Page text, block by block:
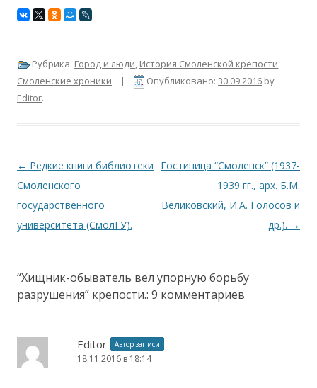
Рубрика: Город и люди, История Смоленской крепости,
Смоленские хроники | Опубликовано: 30.09.2016 by
Editor.
Навигация по записям
← Редкие книги библиотеки
Смоленского
государственного
университета (СмолГУ).
Гостиница “Смоленск” (1937-
1939 гг., арх. Б.М.
Великовский, И.А. Голосов и
др.). →
“Хищник-обыватель вел упорную борьбу
разрушения” крепости.: 9 комментариев
Editor Автор записи
18.11.2016 в 18:14